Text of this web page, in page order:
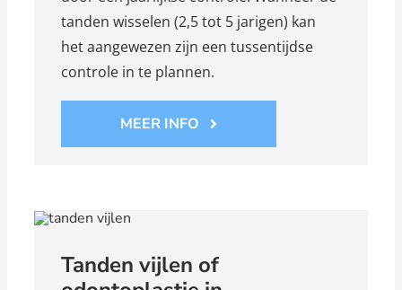
tanden wisselen (2,5 tot 5 jarigen) kan
het aangewezen zijn een tussentijdse
controle in te plannen.
MEER INFO
Tanden vijlen of